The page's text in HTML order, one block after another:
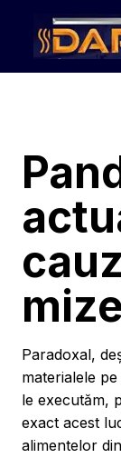
Paradoxal,
materialele
le executăm,
exact acest
alimentelor